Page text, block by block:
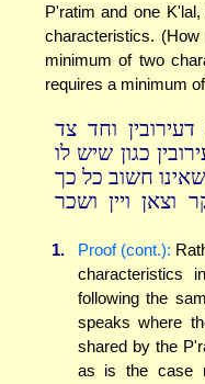
P'ratim and one
characteristics.
minimum of two
requires a minimum
וחד צד
כגון שיש לו
שאינו חשוב כל כך
וצאן ויין ושכר
1. Proof (cont.):
characteristics
following the
speaks where
shared by the
as is the case